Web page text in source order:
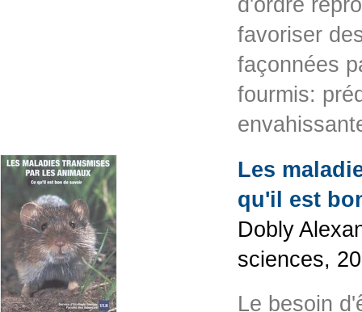
favoriser
façonnées
fourmis:
Les
qu'il est
Dobly
sciences,
Le besoin